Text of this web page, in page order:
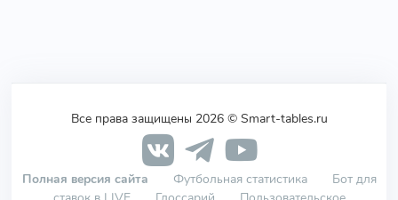
Все права защищены 2026 © Smart-tables.ru
Полная версия сайта Футбольная статистика
Бот для